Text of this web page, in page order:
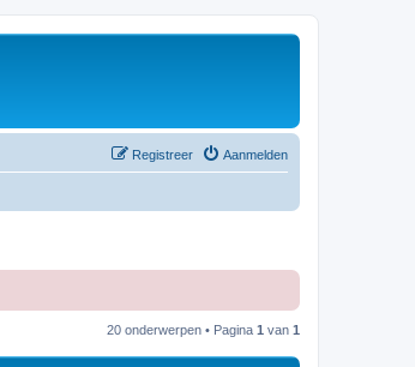
Aanmelden
Registreer
20 onderwerpen • Pagina 1 van 1